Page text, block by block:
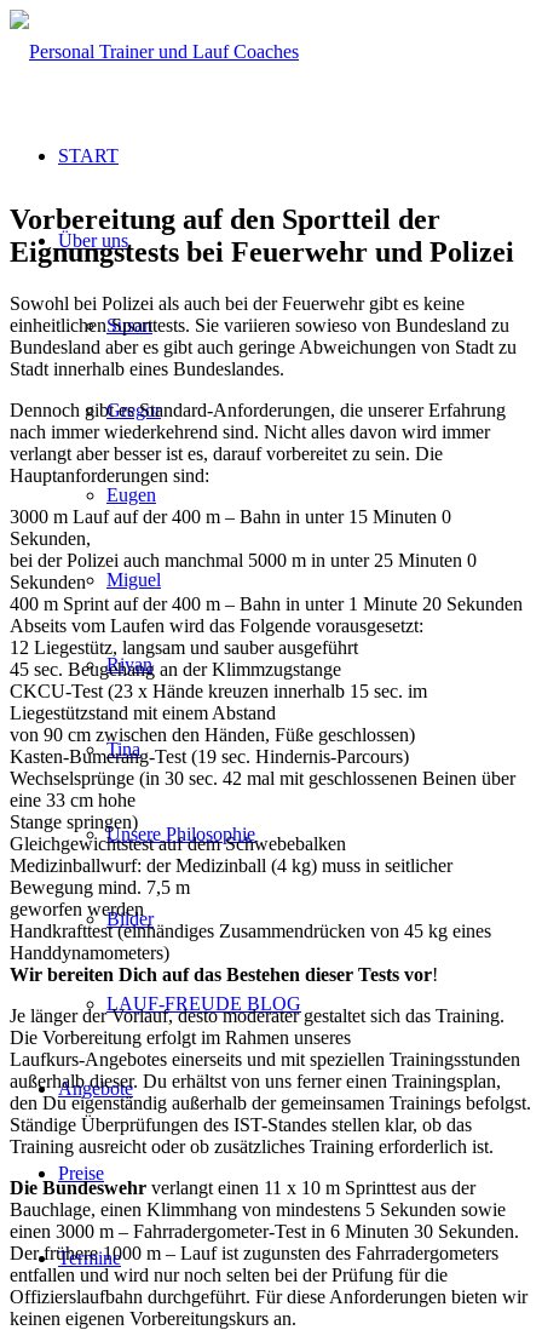
START
Über uns
Susan
Gregor
Eugen
Miguel
Riyan
Tina
Unsere Philosophie
Bilder
LAUF-FREUDE BLOG
Angebote
Preise
Termine
Vorbereitung auf den Sportteil der
Eignungstests bei Feuerwehr und Polizei
Sowohl bei Polizei als auch bei der Feuerwehr gibt es keine
einheitlichen Sporttests. Sie variieren sowieso von Bundesland zu
Bundesland aber es gibt auch geringe Abweichungen von Stadt zu
Stadt innerhalb eines Bundeslandes.
Dennoch gibt es Standard-Anforderungen, die unserer Erfahrung
nach immer wiederkehrend sind. Nicht alles davon wird immer
verlangt aber besser ist es, darauf vorbereitet zu sein. Die
Hauptanforderungen sind:
3000 m Lauf auf der 400 m – Bahn in unter 15 Minuten 0
Sekunden,
bei der Polizei auch manchmal 5000 m in unter 25 Minuten 0
Sekunden
400 m Sprint auf der 400 m – Bahn in unter 1 Minute 20 Sekunden
Abseits vom Laufen wird das Folgende vorausgesetzt:
12 Liegestütz, langsam und sauber ausgeführt
45 sec. Beugehang an der Klimmzugstange
CKCU-Test (23 x Hände kreuzen innerhalb 15 sec. im
Liegestützstand mit einem Abstand
von 90 cm zwischen den Händen, Füße geschlossen)
Kasten-Bumerang-Test (19 sec. Hindernis-Parcours)
Wechselsprünge (in 30 sec. 42 mal mit geschlossenen Beinen über
eine 33 cm hohe
Stange springen)
Gleichgewichtstest auf dem Schwebebalken
Medizinballwurf: der Medizinball (4 kg) muss in seitlicher
Bewegung mind. 7,5 m
geworfen werden
Handkrafttest (einhändiges Zusammendrücken von 45 kg eines
Handdynamometers)
Wir bereiten Dich auf das Bestehen dieser Tests vor!
Je länger der Vorlauf, desto moderater gestaltet sich das Training.
Die Vorbereitung erfolgt im Rahmen unseres
Laufkurs-Angebotes einerseits und mit speziellen Trainingsstunden
außerhalb dieser. Du erhältst von uns ferner einen Trainingsplan,
den Du eigenständig außerhalb der gemeinsamen Trainings befolgst.
Ständige Überprüfungen des IST-Standes stellen klar, ob das
Training ausreicht oder ob zusätzliches Training erforderlich ist.
Die Bundeswehr verlangt einen 11 x 10 m Sprinttest aus der
Bauchlage, einen Klimmhang von mindestens 5 Sekunden sowie
einen 3000 m – Fahrradergometer-Test in 6 Minuten 30 Sekunden.
Der frühere 1000 m – Lauf ist zugunsten des Fahrradergometers
entfallen und wird nur noch selten bei der Prüfung für die
Offizierslaufbahn durchgeführt. Für diese Anforderungen bieten wir
keinen eigenen Vorbereitungskurs an.